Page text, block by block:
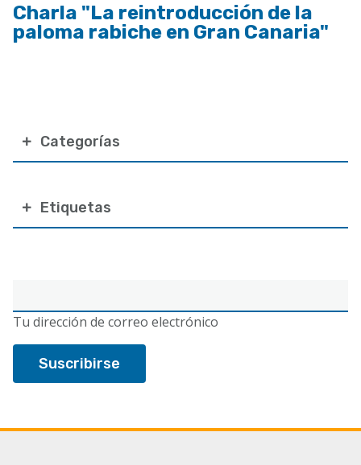
electrónico
Tu dirección de correo electrónico
Categorías
Etiquetas
Charla "La reintroducción de la
paloma rabiche en Gran Canaria"